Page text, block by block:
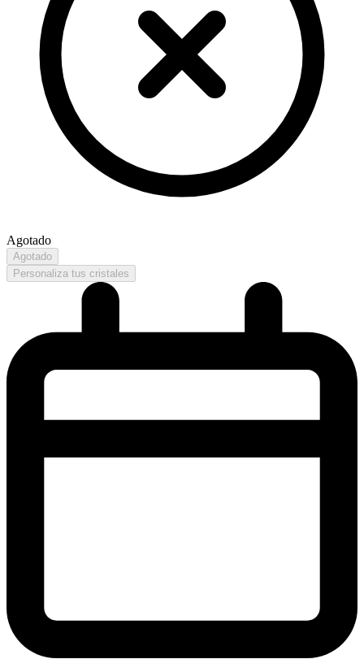
Agotado
Agotado
Personaliza tus cristales